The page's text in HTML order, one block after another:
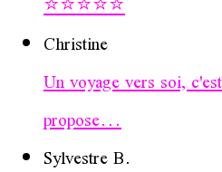
⭐️⭐️⭐️⭐️⭐️
Christine
Un voyage vers soi,
propose...
Sylvestre B.